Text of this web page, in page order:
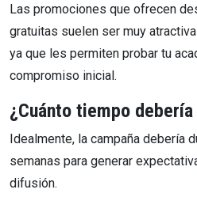
Las promociones que ofrecen
gratuitas suelen ser muy
ya que les permiten probar tu
compromiso inicial.
¿Cuánto tiempo
Idealmente, la campaña debería
semanas para generar
difusión.